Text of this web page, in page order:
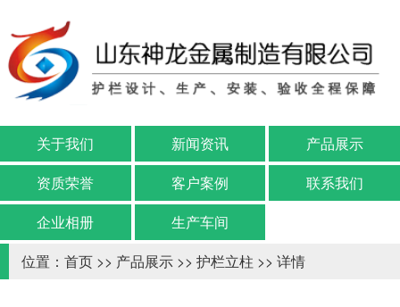
关于我们 新闻资讯
产品展示
资质荣誉
客户案例
联系我们
企业相册
生产车间
位置： 首页 >> 产品展示 >> 护栏立柱 >> 详情